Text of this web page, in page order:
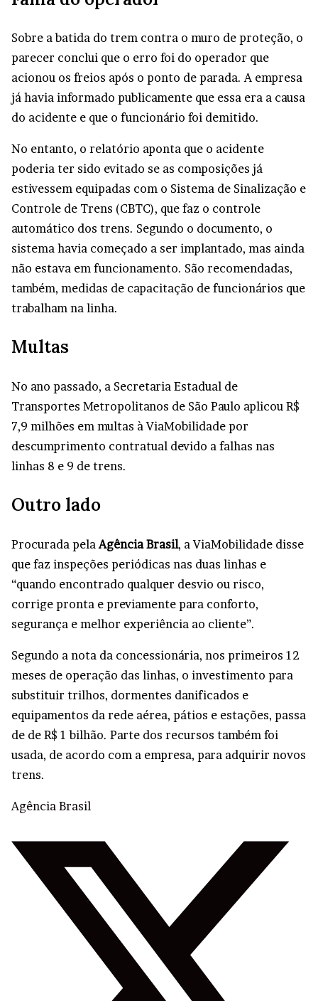
Sobre a batida do trem contra o muro de proteção, o
parecer conclui que o erro foi do operador que
acionou os freios após o ponto de parada. A empresa
já havia informado publicamente que essa era a causa
do acidente e que o funcionário foi demitido.
No entanto, o relatório aponta que o acidente
poderia ter sido evitado se as composições já
estivessem equipadas com o Sistema de Sinalização e
Controle de Trens (CBTC), que faz o controle
automático dos trens. Segundo o documento, o
sistema havia começado a ser implantado, mas ainda
não estava em funcionamento. São recomendadas,
também, medidas de capacitação de funcionários que
trabalham na linha.
Multas
No ano passado, a Secretaria Estadual de
Transportes Metropolitanos de São Paulo aplicou R$
7,9 milhões em multas à ViaMobilidade por
descumprimento contratual devido a falhas nas
linhas 8 e 9 de trens.
Outro lado
Procurada pelaAgência Brasil, a ViaMobilidade disse
que faz inspeções periódicas nas duas linhas e
“quando encontrado qualquer desvio ou risco,
corrige pronta e previamente para conforto,
segurança e melhor experiência ao cliente”.
Segundo a nota da concessionária, nos primeiros 12
meses de operação das linhas, o investimento para
substituir trilhos, dormentes danificados e
equipamentos da rede aérea, pátios e estações, passa
de de R$ 1 bilhão. Parte dos recursos também foi
usada, de acordo com a empresa, para adquirir novos
trens.
Agência Brasil